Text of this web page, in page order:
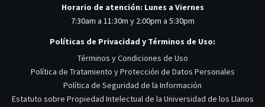
Horario de atención: Lunes a Viernes
7:30am a 11:30m y 2:00pm a 5:30pm
Políticas de Privacidad y Términos de Uso:
Términos y Condiciones de Uso
Política de Tratamiento y Protección de Datos Personales
Política de Seguridad de la Información
Estatuto sobre Propiedad Intelectual de la Universidad de los Llanos